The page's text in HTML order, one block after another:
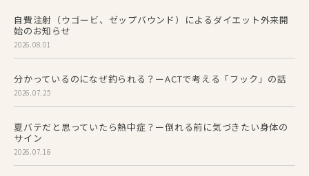
自費注射（ウゴービ、ゼップバウンド）によるダイエット外来開
始のお知らせ
2026.08.01
分かっているのになぜ釣られる？ーACTで考える「フック」の話
2026.07.25
夏バテだと思っていたら熱中症？ー倒れる前に気づきたい身体の
サイン
2026.07.18